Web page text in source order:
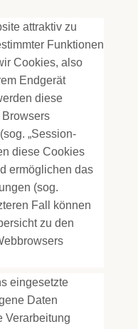
attraktiv zu
Funktionen
Cookies, also
Endgerät
diese
„Session-
diese Cookies
ermöglichen das
(sog.
Fall können
zu den
eingesetzte
Daten
Verarbeitung